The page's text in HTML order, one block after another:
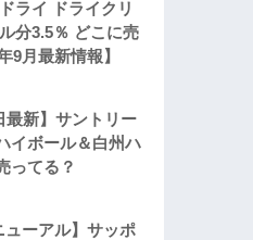
ライ ドライクリ
分3.5％ どこに売
9月最新情報】
最新】サントリー
イボール＆白州ハ
ってる？
ューアル】サッポ